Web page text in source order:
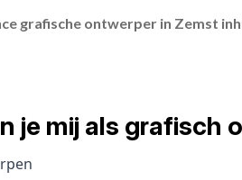
grafische ontwerper in Zemst
je mij als